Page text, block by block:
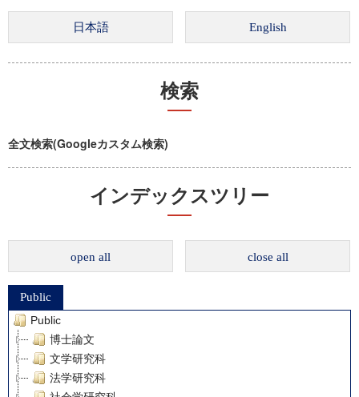
検索
全文検索(Googleカスタム検索)
インデックスツリー
open all close all
Public
Public
博士論文
文学研究科
法学研究科